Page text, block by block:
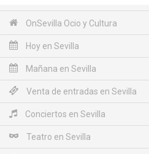
OnSevilla Ocio y Cultura
Hoy en Sevilla
Mañana en Sevilla
Venta de entradas en Sevilla
Conciertos en Sevilla
Teatro en Sevilla